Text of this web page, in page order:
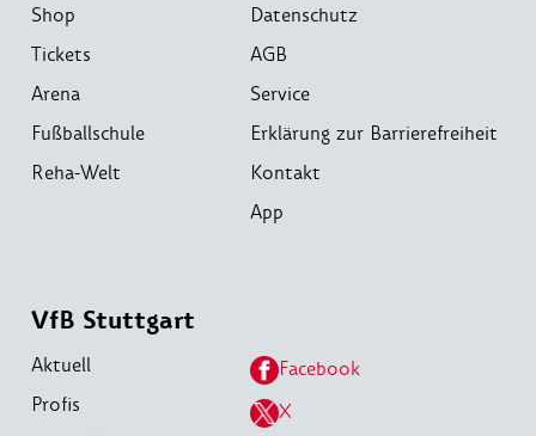
Shop
Tickets
Arena
Fußballschule
Reha-Welt
Datenschutz
AGB
Service
Erklärung zur Barrierefreiheit
Kontakt
App
VfB Stuttgart
Aktuell
Profis
Facebook
X